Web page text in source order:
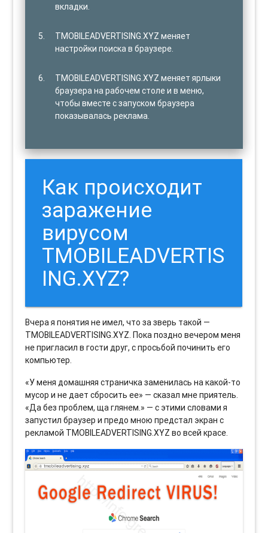
вкладки.
TMOBILEADVERTISING.XYZ меняет
настройки поиска в браузере.
TMOBILEADVERTISING.XYZ меняет ярлыки
браузера на рабочем столе и в меню,
чтобы вместе с запуском браузера
показывалась реклама.
Как происходит
заражение
вирусом
TMOBILEADVERTIS
ING.XYZ?
Вчера я понятия не имел, что за зверь такой —
TMOBILEADVERTISING.XYZ. Пока поздно вечером меня
не пригласил в гости друг, с просьбой починить его
компьютер.
«У меня домашняя страничка заменилась на какой-то
мусор и не дает сбросить ее» — сказал мне приятель.
«Да без проблем, ща глянем.» — с этими словами я
запустил браузер и предо мною предстал экран с
рекламой TMOBILEADVERTISING.XYZ во всей красе.